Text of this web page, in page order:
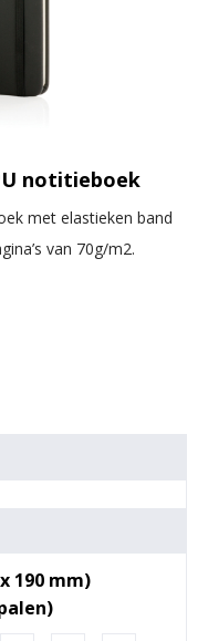
notitieboek
met elastieken band
van 70g/m2.
190 mm)